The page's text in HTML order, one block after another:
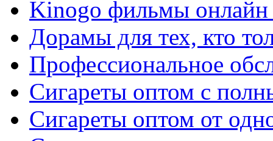
Kinogo фильмы онлайн
Дорамы для тех, кто
Профессиональное
Сигареты оптом с
Сигареты оптом от